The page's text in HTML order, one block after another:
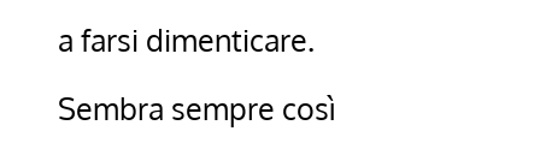
a farsi dimenticare.
Sembra sempre così